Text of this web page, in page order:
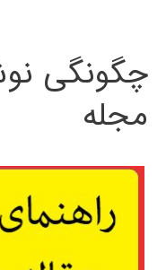
چگونگی
مجله